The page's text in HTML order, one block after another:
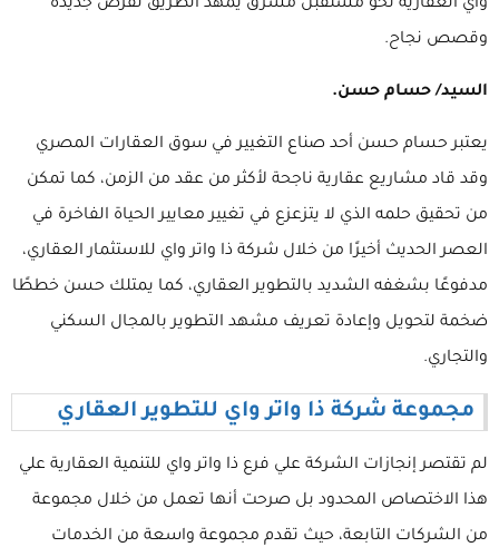
واي العقارية نحو مستقبل مشرق يمهد الطريق لفرص جديدة
وقصص نجاح.
السيد/ حسام حسن.
يعتبر حسام حسن أحد صناع التغيير في سوق العقارات المصري
وقد قاد مشاريع عقارية ناجحة لأكثر من عقد من الزمن، كما تمكن
من تحقيق حلمه الذي لا يتزعزع في تغيير معايير الحياة الفاخرة في
العصر الحديث أخيرًا من خلال شركة ذا واتر واي للاستثمار العقاري،
مدفوعًا بشغفه الشديد بالتطوير العقاري، كما يمتلك حسن خططًا
ضخمة لتحويل وإعادة تعريف مشهد التطوير بالمجال السكني
والتجاري.
مجموعة شركة ذا واتر واي للتطوير العقاري
لم تقتصر إنجازات الشركة علي فرع ذا واتر واي للتنمية العقارية علي
هذا الاختصاص المحدود بل صرحت أنها تعمل من خلال مجموعة
من الشركات التابعة، حيث تقدم مجموعة واسعة من الخدمات